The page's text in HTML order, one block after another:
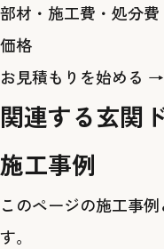
部材・施工費・処分
価格
お見積もりを始める →
関連する玄関
施工事例
このページの施工事
す。